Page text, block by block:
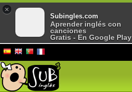
×
Subingles.com
Aprender inglés con
canciones
Gratis - En Google Play